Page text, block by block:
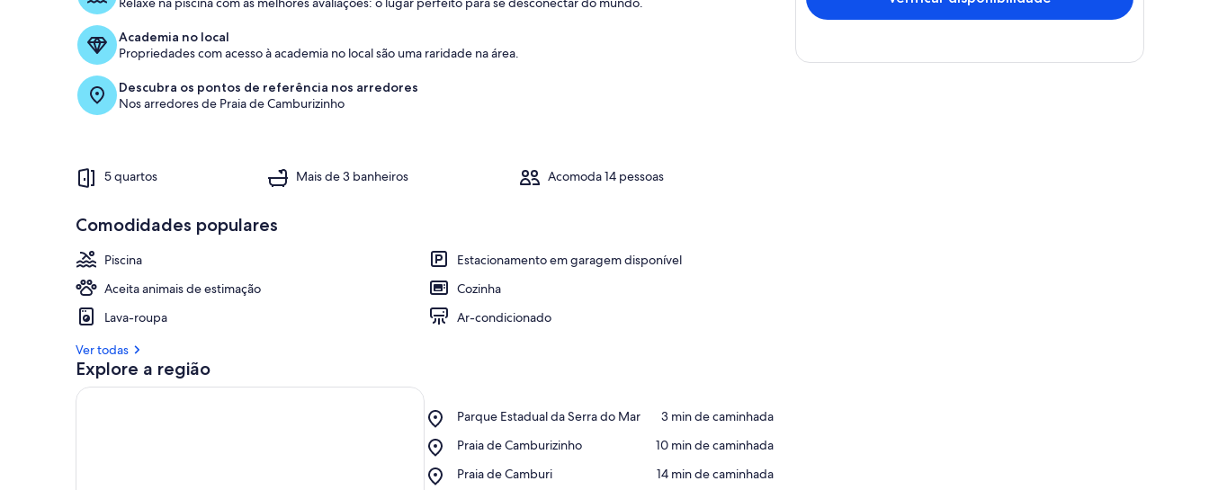
Academia no local
Propriedades com acesso à academia no local são uma raridade na área.
Descubra os pontos de referência nos arredores
Nos arredores de Praia de Camburizinho
5 quartos Mais de 3 banheiros Acomoda 14 pessoas
Comodidades populares
Piscina
Estacionamento em garagem disponível
Aceita animais de estimação
Cozinha
Lava-roupa
Ar-condicionado
Ver todas
Explore a região
Parque Estadual da Serra do Mar
Place,
Estadual
Serra
‪3 min de caminhada‬
Praia de Camburizinho
Place,
de
‪10 min de caminhada‬
Praia de Camburi
Place,
‪14 min de caminhada‬